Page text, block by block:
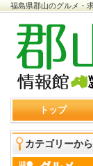
福島県郡山のグルメ・
トップ
カテゴリーか